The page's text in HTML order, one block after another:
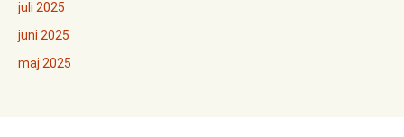
juli 2025
juni 2025
maj 2025